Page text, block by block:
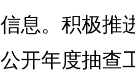
信息。积极推
公开年度抽查